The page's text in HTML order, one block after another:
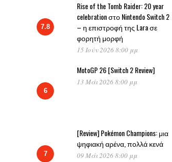
7.8
Rise of the Tomb Raider: 20 year
celebration στο Nintendo Switch 2
– η επιστροφή της Lara σε
φορητή μορφή
15 Ιούν 2026 8:00 μμ
6
MotoGP 26 [Switch 2 Review]
13 Μάι 2026 8:00 μμ
7
[Review] Pokémon Champions: μια
ψηφιακή αρένα, πολλά κενά
09 Μάι 2026 8:00 μμ